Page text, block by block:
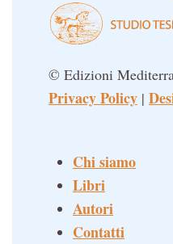
© Edizioni
Privacy Policy |
Chi siamo
Libri
Autori
Contatti